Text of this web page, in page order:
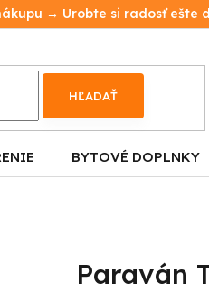
→ Urobte si radosť ešte
HĽADAŤ
BYTOVÉ DOPLNKY
Paraván